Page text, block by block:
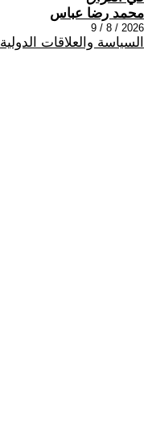
محمد رضا عباس
2026 / 8 / 9
السياسة والعلاقات الدولية